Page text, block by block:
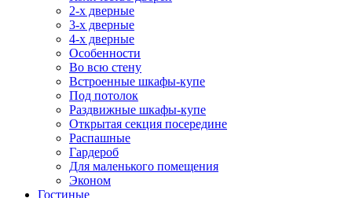
2-х дверные
3-х дверные
4-х дверные
Особенности
Во всю стену
Встроенные шкафы-купе
Под потолок
Раздвижные шкафы-купе
Открытая секция посередине
Распашные
Гардероб
Для маленького помещения
Эконом
Гостиные